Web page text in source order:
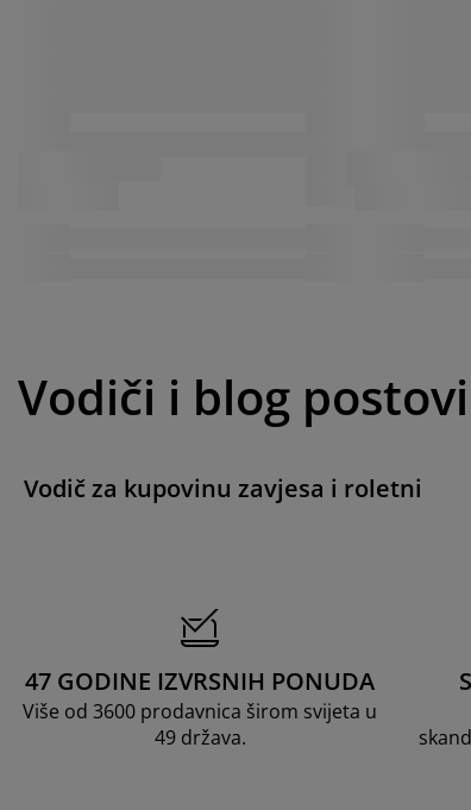
Vodiči i blog postovi
Vodič za kupovinu zavjesa i roletni
47 GODINE IZVRSNIH PONUDA
Više od 3600 prodavnica širom svijeta u
49 država.